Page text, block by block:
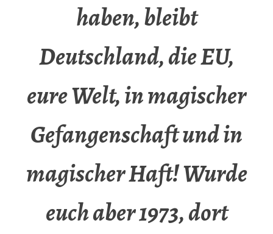
haben, bleibt
Deutschland, die EU,
eure Welt, in magischer
Gefangenschaft und in
magischer Haft! Wurde
euch aber 1973, dort